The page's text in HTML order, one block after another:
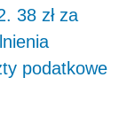
38 zł za
podatkowe